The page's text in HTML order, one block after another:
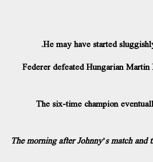
He may have started
Federer defeated Hungarian
The six-time champion